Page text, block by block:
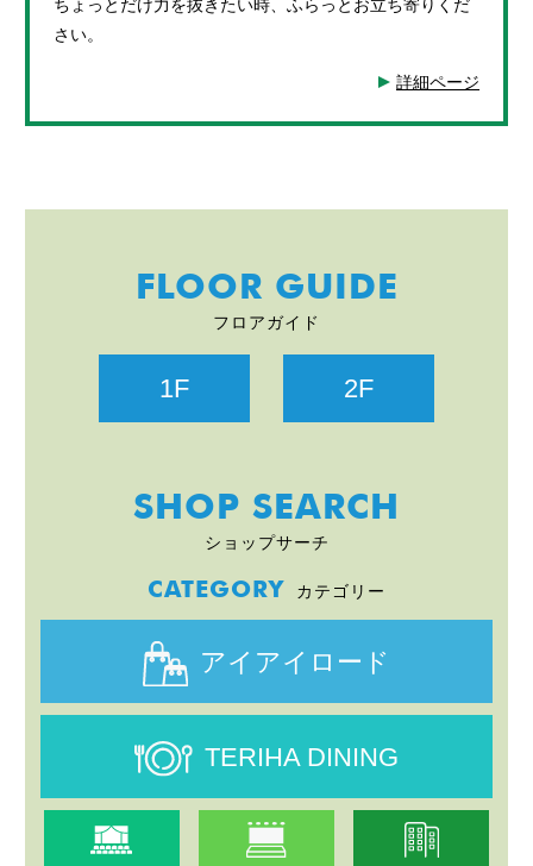
ちょっとだけ力を抜きたい時、ふらっとお立ち寄りくだ
さい。
詳細ページ
FLOOR GUIDE
フロアガイド
1F 2F
SHOP SEARCH
ショップサーチ
CATEGORY カテゴリー
アイアイロード
TERIHA DINING